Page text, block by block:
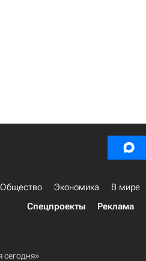
Общество Экономика В мире
Спецпроекты
Реклама